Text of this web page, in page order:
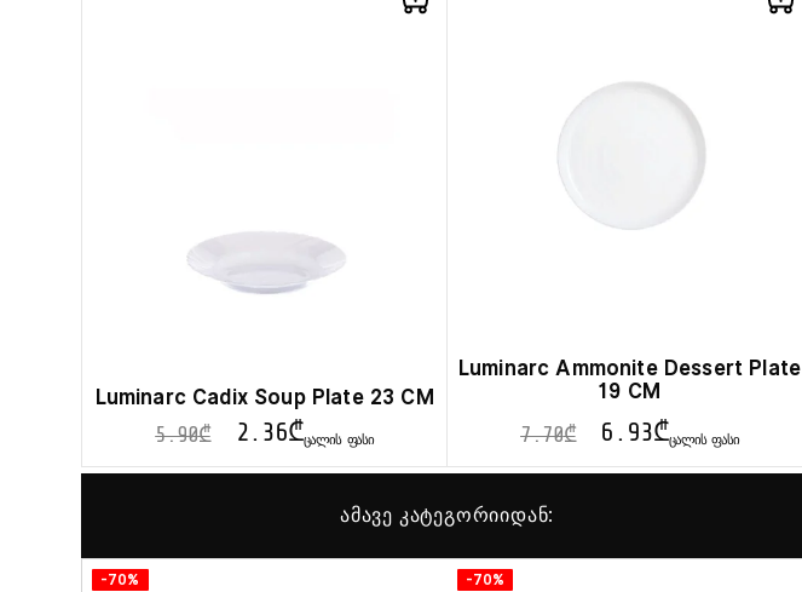
Luminarc Cadix Soup Plate 23 CM
5.90₾ 2.36₾ᲪᲐᲚᲘᲡ ᲤᲐᲡᲘ
Luminarc Ammonite Dessert Plate
19 CM
7.70₾ 6.93₾ᲪᲐᲚᲘᲡ ᲤᲐᲡᲘ
ამავე კატეგორიიდან:
-70% -70%